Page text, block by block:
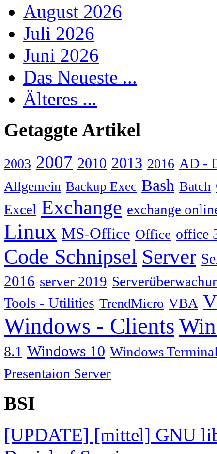
August 2026
Juli 2026
Juni 2026
Das Neueste ...
Älteres ...
Getaggte Artikel
2003 2007 2010 2013 2016 AD -
Allgemein Backup Exec Bash Batch
Excel Exchange exchange
Linux MS-Office Office office
Code Schnipsel Server
2016 server 2019
Tools - Utilities TrendMicro VBA
Windows - Clients
8.1 Windows 10 Windows
Presentaion Server
BSI
[UPDATE] [mittel] GNU